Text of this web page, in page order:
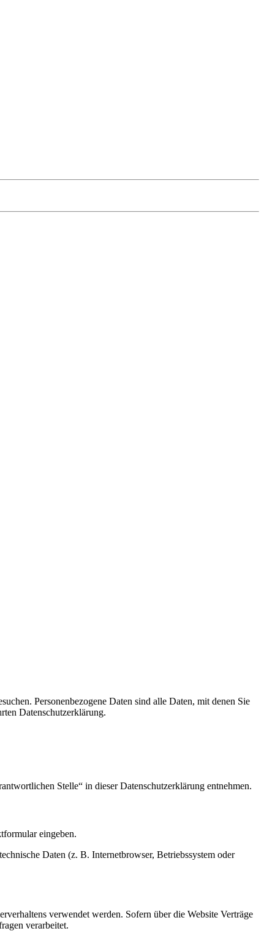
Personenbezogene Daten sind alle Daten, mit denen Sie
Datenschutzerklärung.
Stelle“ in dieser Datenschutzerklärung entnehmen.
eingeben.
Daten (z. B. Internetbrowser, Betriebssystem oder
verwendet werden. Sofern über die Website Verträge
verarbeitet.